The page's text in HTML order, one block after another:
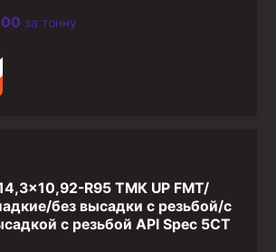
за тонну
R95 ТМК UP FMT/
без высадки с резьбой/с
с резьбой API Spec 5CT